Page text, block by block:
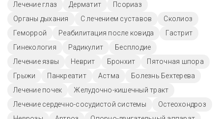
Лечение глаз Дерматит
Псориаз
Органы дыхания
С лечением суставов
Сколиоз
Геморрой
Реабилитация после ковида
Гастрит
Гинекология
Радикулит
Бесплодие
Лечение язвы
Неврит Бронхит
Пяточная шпора
Грыжи
Панкреатит Астма
Болезнь Бехтерева
Лечение почек
Желудочно-кишечный тракт
Лечение сердечно-сосудистой системы
Остеохондроз